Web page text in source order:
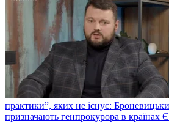
практики”, яких не існує:
призначають генпрокурора в країнах